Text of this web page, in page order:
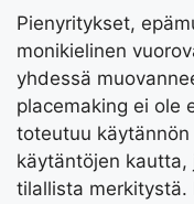
Pienyritykset,
monikielinen
yhdessä
placemaking ei ole
toteutuu
käytäntöjen
tilallista merkitystä.